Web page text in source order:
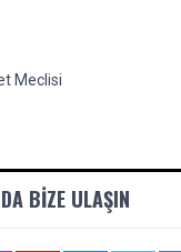
Meclisi
BIZE ULAŞIN